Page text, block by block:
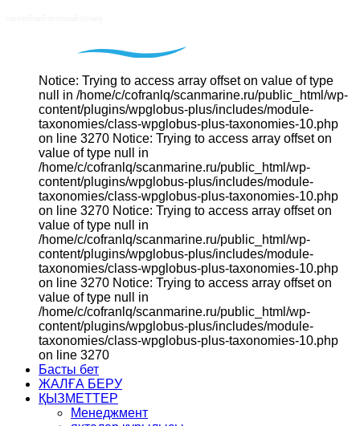
Notice: Trying to access array offset on value of type
null in /home/c/cofranlq/scanmarine.ru/public_html/wp-
content/plugins/wpglobus-plus/includes/module-
taxonomies/class-wpglobus-plus-taxonomies-10.php
on line 3270 Notice: Trying to access array offset on
value of type null in
/home/c/cofranlq/scanmarine.ru/public_html/wp-
content/plugins/wpglobus-plus/includes/module-
taxonomies/class-wpglobus-plus-taxonomies-10.php
on line 3270 Notice: Trying to access array offset on
value of type null in
/home/c/cofranlq/scanmarine.ru/public_html/wp-
content/plugins/wpglobus-plus/includes/module-
taxonomies/class-wpglobus-plus-taxonomies-10.php
on line 3270 Notice: Trying to access array offset on
value of type null in
/home/c/cofranlq/scanmarine.ru/public_html/wp-
content/plugins/wpglobus-plus/includes/module-
taxonomies/class-wpglobus-plus-taxonomies-10.php
on line 3270
Басты бет
ЖАЛҒА БЕРУ
ҚЫЗМЕТТЕР
Менеджмент